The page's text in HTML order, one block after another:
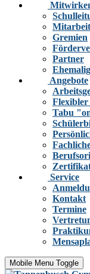
Gremien
Partner
Angebote
Flexibler
Tabu
Service
Kontakt
Termine
Mobile Menu Toggle